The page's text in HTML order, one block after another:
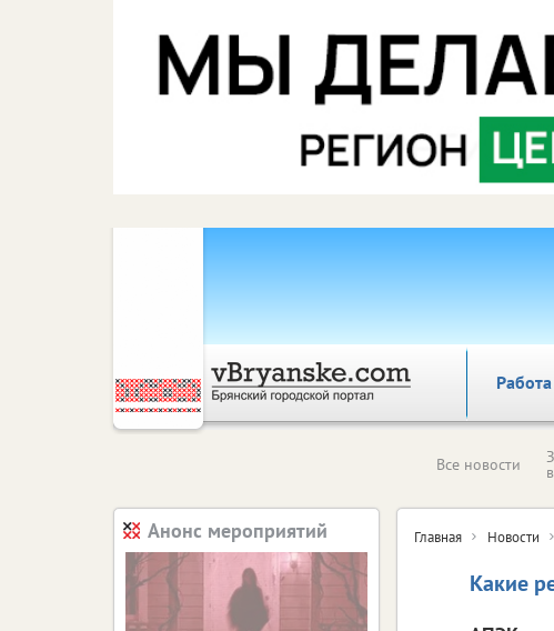
Все новости
Главная Новости
Какие
Анонс мероприятий